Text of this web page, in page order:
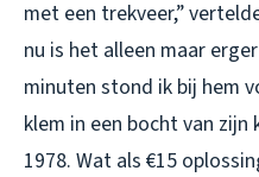
met een trekveer,”
nu is het alleen maar
minuten stond ik bij hem
klem in een bocht van
1978. Wat als €15